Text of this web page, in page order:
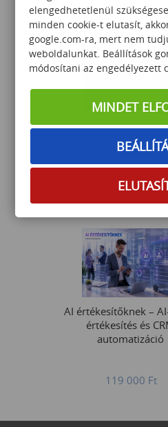
45 000Ft
Kiberbiztonsági
kötelező éves
– Felelősségek
kötelezettségek
53 000Ft
AI értékesítőknek –
értékesítés és
automatizáció
119 000 Ft
elengedhetetlenül
minden cookie-t elutasít,
google.com-ra, mert nem
weboldalunkat. Beállítások
módosítani az engedélyezett
MINDET